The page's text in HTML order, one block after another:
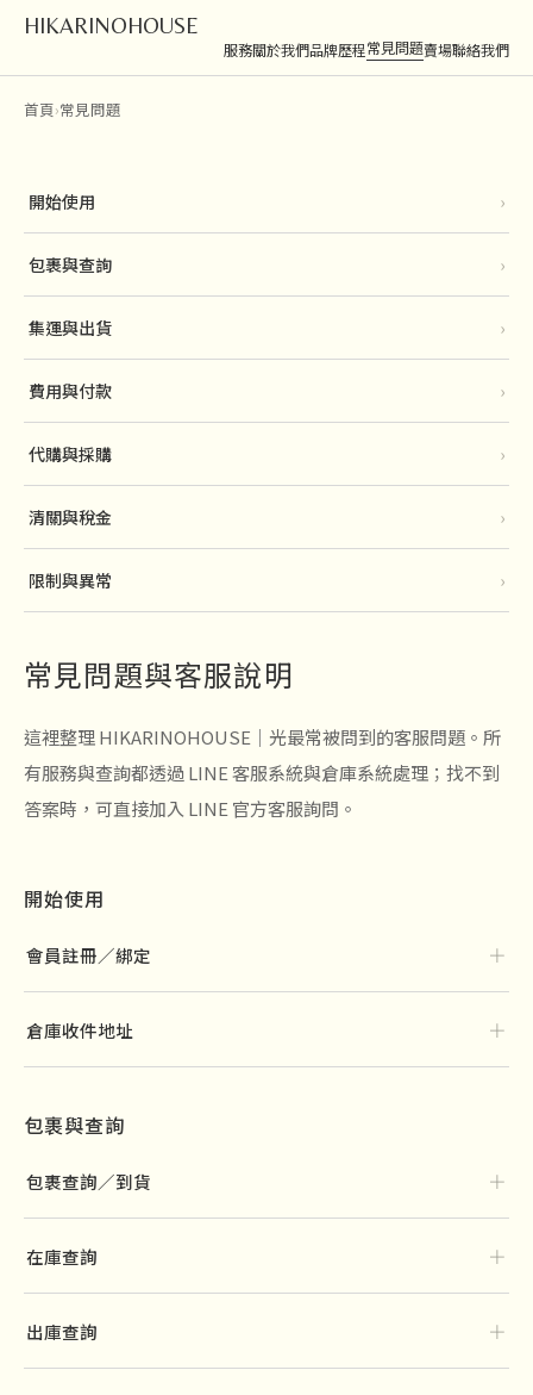
HIKARINOHOUSE
服務關於我們品牌歷程常見問題賣場聯絡我們
首頁›常見問題
開始使用 ›
包裹與查詢 ›
集運與出貨 ›
費用與付款 ›
代購與採購 ›
清關與稅金 ›
限制與異常 ›
常見問題與客服說明
這裡整理 HIKARINOHOUSE｜光最常被問到的客服問題。所
有服務與查詢都透過 LINE 客服系統與倉庫系統處理；找不到
答案時，可直接加入 LINE 官方客服詢問。
開始使用
會員註冊／綁定 ＋
倉庫收件地址 ＋
包裹與查詢
包裹查詢／到貨 ＋
在庫查詢 ＋
出庫查詢 ＋